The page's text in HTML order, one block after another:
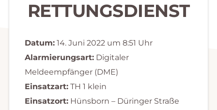
RETTUNGSDIENST
Datum:14. Juni 2022 um 8:51 Uhr
Alarmierungsart:Digitaler
Meldeempfänger (DME)
Einsatzart:TH 1 klein
Einsatzort:Hünsborn – Düringer Straße